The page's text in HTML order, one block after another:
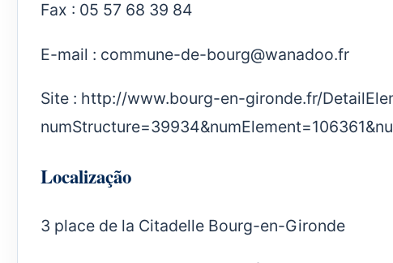
Fax : 05 57 68 39 84
E-mail : commune-de-bourg@wanadoo.fr
Site : http://www.bourg-en-gironde.fr/
Localização
3 place de la Citadelle Bourg-en-Gironde